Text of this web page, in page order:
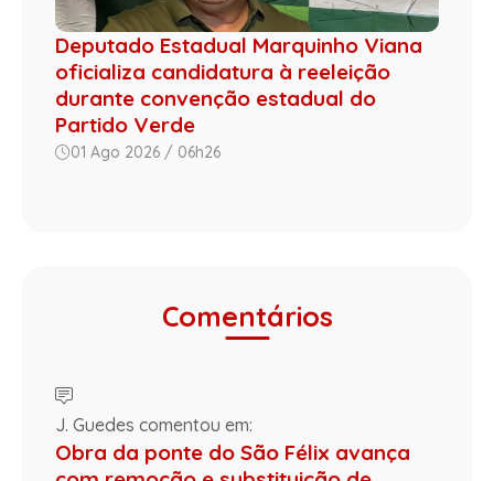
Deputado Estadual Marquinho Viana
oficializa candidatura à reeleição
durante convenção estadual do
Partido Verde
01 Ago 2026 / 06h26
Comentários
J. Guedes comentou em:
Obra da ponte do São Félix avança